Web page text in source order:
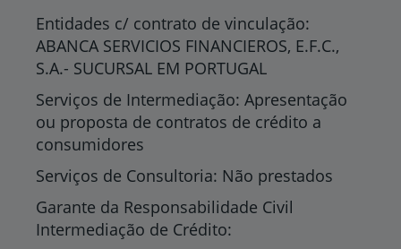
Entidades c/ contrato de vinculação:
ABANCA SERVICIOS FINANCIEROS, E.F.C.,
S.A.- SUCURSAL EM PORTUGAL
Serviços de Intermediação: Apresentação
ou proposta de contratos de crédito a
consumidores
Serviços de Consultoria: Não prestados
Garante da Responsabilidade Civil
Intermediação de Crédito: